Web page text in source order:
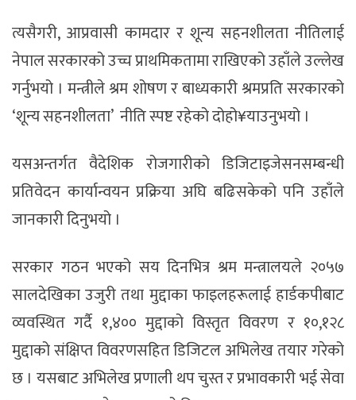
त्यसैगरी, आप्रवासी कामदार र शून्य सहनशीलता नीतिलाई
नेपाल सरकारको उच्च प्राथमिकतामा राखिएको उहाँले उल्लेख
गर्नुभयो । मन्त्रीले श्रम शोषण र बाध्यकारी श्रमप्रति सरकारको
‘शून्य सहनशीलता’ नीति स्पष्ट रहेको दोहो¥याउनुभयो ।
यसअन्तर्गत वैदेशिक रोजगारीको डिजिटाइजेसनसम्बन्धी
प्रतिवेदन कार्यान्वयन प्रक्रिया अघि बढिसकेको पनि उहाँले
जानकारी दिनुभयो ।
सरकार गठन भएको सय दिनभित्र श्रम मन्त्रालयले २०५७
सालदेखिका उजुरी तथा मुद्दाका फाइलहरूलाई हार्डकपीबाट
व्यवस्थित गर्दै १,४०० मुद्दाको विस्तृत विवरण र १०,१२८
मुद्दाको संक्षिप्त विवरणसहित डिजिटल अभिलेख तयार गरेको
छ । यसबाट अभिलेख प्रणाली थप चुस्त र प्रभावकारी भई सेवा